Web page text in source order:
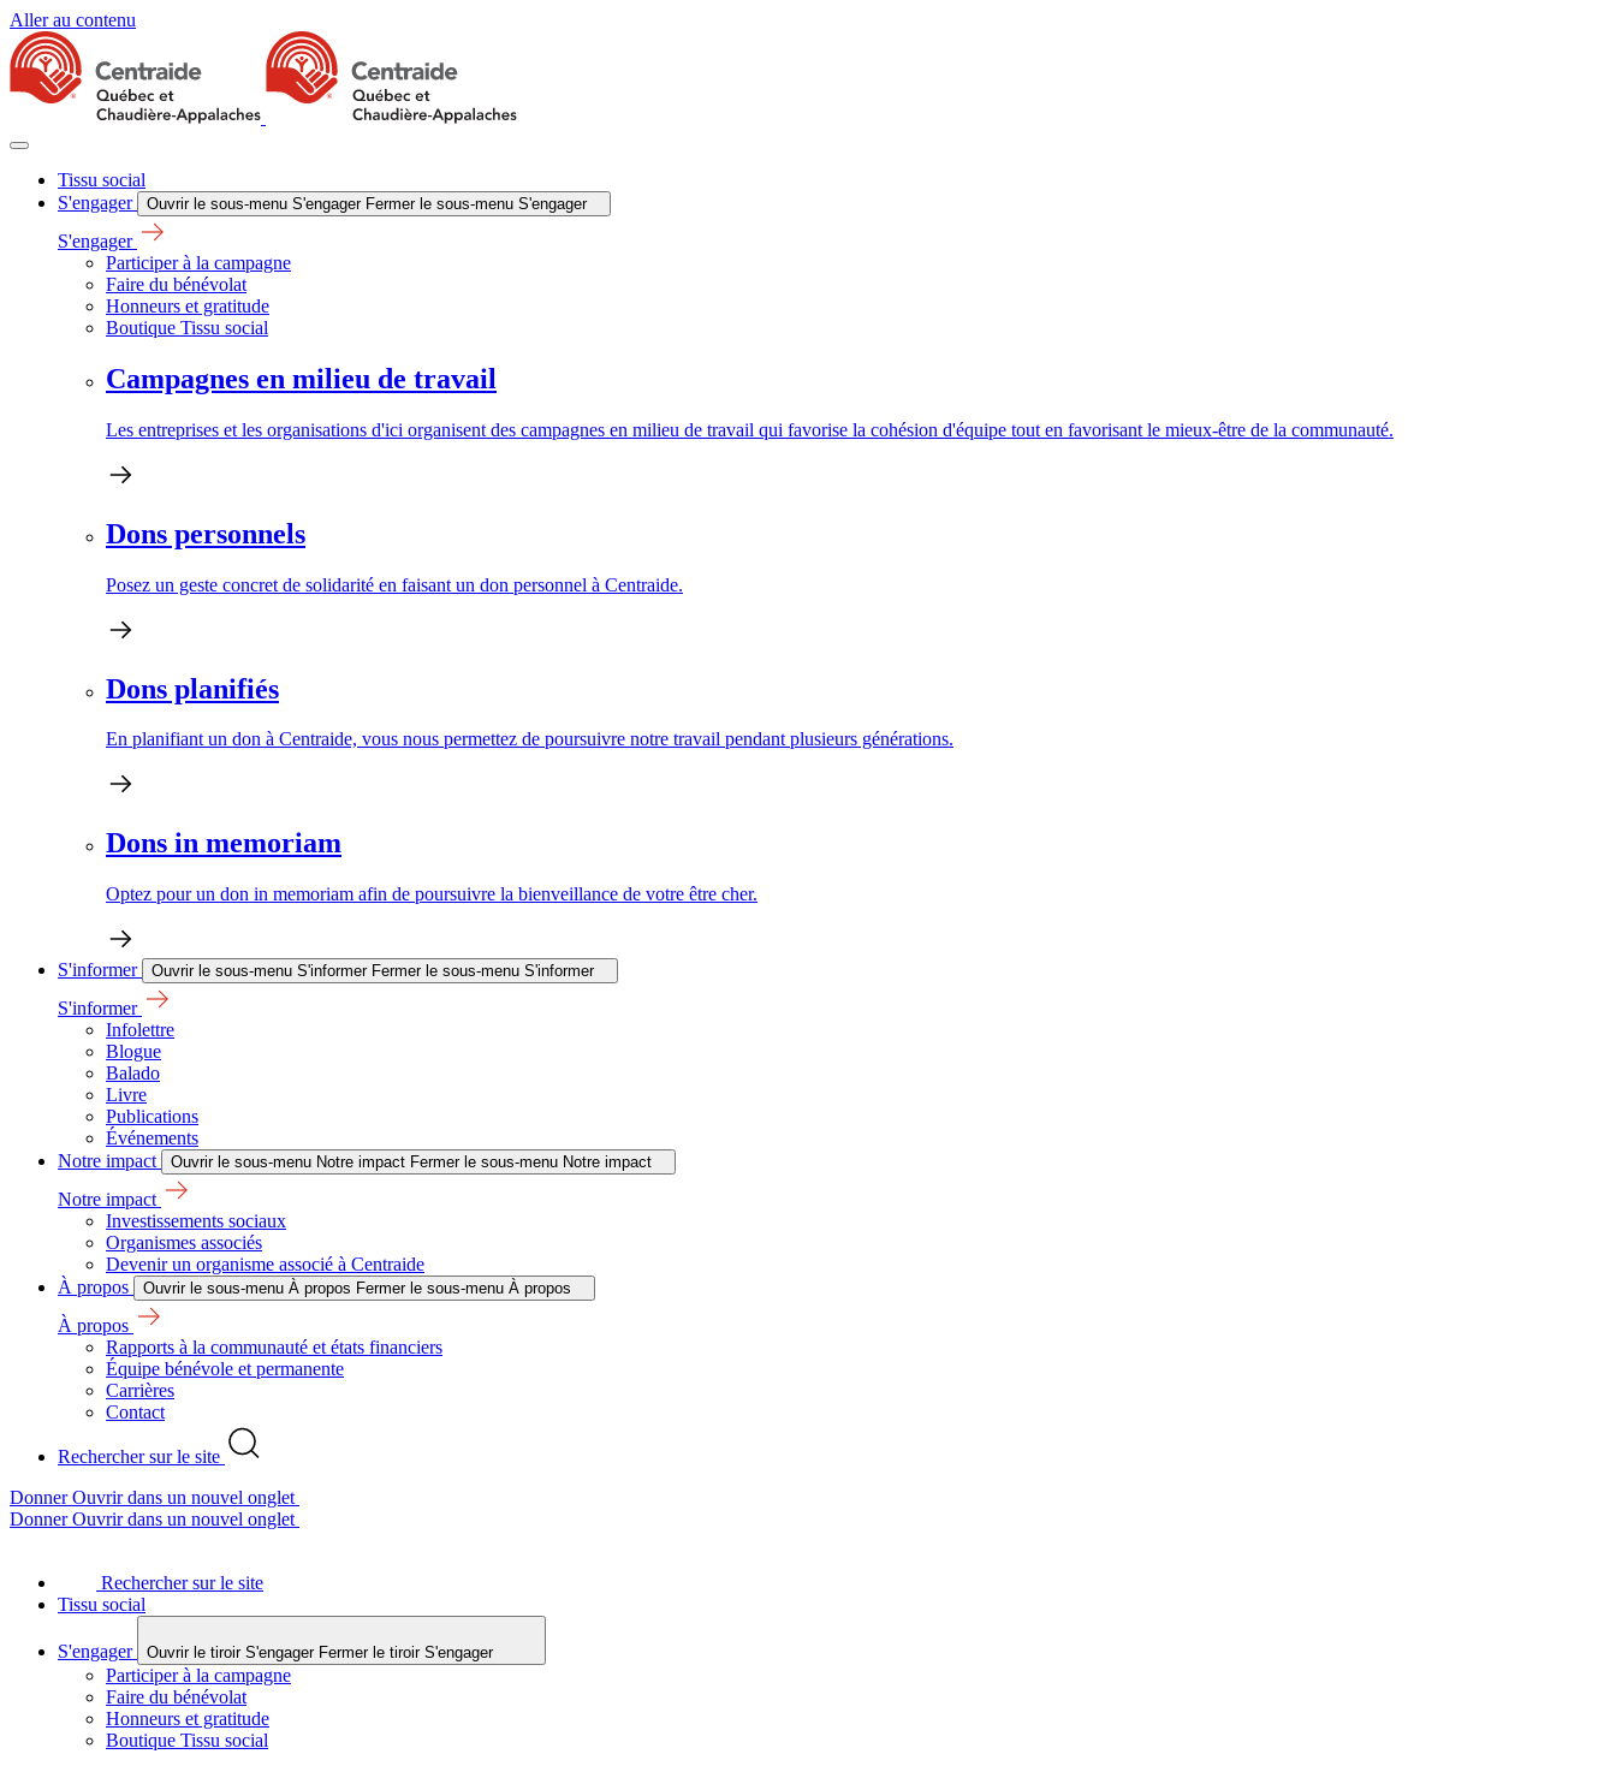
Aller au contenu
Tissu social
S'engager
Ouvrir le sous-menu S'engager Fermer le sous-menu S'engager
S'engager
Participer à la campagne
Faire du bénévolat
Honneurs et gratitude
Boutique Tissu social
Campagnes en milieu de travail
Les entreprises et les organisations d'ici organisent des campagnes en milieu de travail qui favorise la cohésion d'équipe tout en favorisant le mieux-être de la communauté.
Dons personnels
Posez un geste concret de solidarité en faisant un don personnel à Centraide.
Dons planifiés
En planifiant un don à Centraide, vous nous permettez de poursuivre notre travail pendant plusieurs générations.
Dons in memoriam
Optez pour un don in memoriam afin de poursuivre la bienveillance de votre être cher.
S'informer Ouvrir le sous-menu S'informer Fermer le sous-menu S'informer
S'informer
Infolettre
Blogue
Balado
Livre
Publications
Événements
Notre impact
Ouvrir le sous-menu Notre impact Fermer le sous-menu Notre impact
Notre impact
Investissements sociaux
Organismes associés
Devenir un organisme associé à Centraide
À propos
Ouvrir le sous-menu À propos Fermer le sous-menu À propos
À propos
Rapports à la communauté et états financiers
Équipe bénévole et permanente
Carrières
Contact
Rechercher sur le site
DonnerOuvrir dans un nouvel onglet
DonnerOuvrir dans un nouvel onglet
Rechercher sur le site
Tissu social
S'engager Ouvrir le tiroir S'engager Fermer le tiroir S'engager
Participer à la campagne
Faire du bénévolat
Honneurs et gratitude
Boutique Tissu social